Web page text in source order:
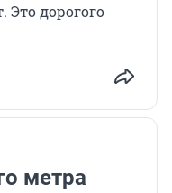
дорогого
метра